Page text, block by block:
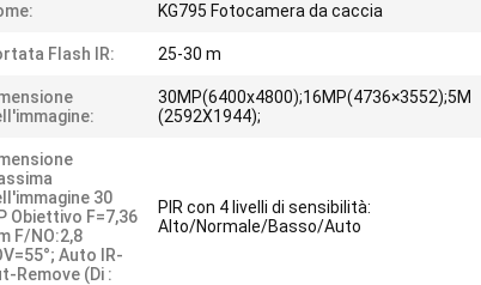
KG795 Fotocamera da caccia
Flash IR: 25-30 m
30MP(6400x4800);16MP(4736×3552);5M
(2592X1944);
30
Obiettivo F=7,36
F/NO:2,8
Auto IR-
Remove (di :
PIR con 4 livelli di sensibilità:
Alto/Normale/Basso/Auto